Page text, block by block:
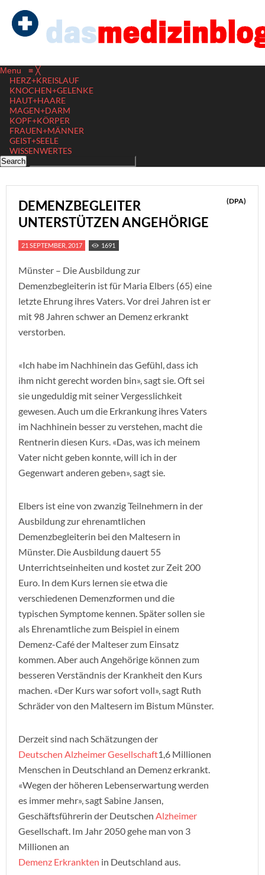
Menu ≡ ╳
HERZ+KREISLAUF
KNOCHEN+GELENKE
HAUT+HAARE
MAGEN+DARM
KOPF+KÖRPER
FRAUEN+MÄNNER
GEIST+SEELE
WISSENWERTES
DEMENZBEGLEITER
UNTERSTÜTZEN ANGEHÖRIGE
(DPA)
21 SEPTEMBER, 2017 1691
Münster – Die Ausbildung zur
Demenzbegleiterin ist für Maria Elbers (65) eine
letzte Ehrung ihres Vaters. Vor drei Jahren ist er
mit 98 Jahren schwer an Demenz erkrankt
verstorben.
«Ich habe im Nachhinein das Gefühl, dass ich
ihm nicht gerecht worden bin», sagt sie. Oft sei
sie ungeduldig mit seiner Vergesslichkeit
gewesen. Auch um die Erkrankung ihres Vaters
im Nachhinein besser zu verstehen, macht die
Rentnerin diesen Kurs. «Das, was ich meinem
Vater nicht geben konnte, will ich in der
Gegenwart anderen geben», sagt sie.
Elbers ist eine von zwanzig Teilnehmern in der
Ausbildung zur ehrenamtlichen
Demenzbegleiterin bei den Maltesern in
Münster. Die Ausbildung dauert 55
Unterrichtseinheiten und kostet zur Zeit 200
Euro. In dem Kurs lernen sie etwa die
verschiedenen Demenzformen und die
typischen Symptome kennen. Später sollen sie
als Ehrenamtliche zum Beispiel in einem
Demenz-Café der Malteser zum Einsatz
kommen. Aber auch Angehörige können zum
besseren Verständnis der Krankheit den Kurs
machen. «Der Kurs war sofort voll», sagt Ruth
Schräder von den Maltesern im Bistum Münster.
Derzeit sind nach Schätzungen der
Deutschen Alzheimer Gesellschaft1,6 Millionen
Menschen in Deutschland an Demenz erkrankt.
«Wegen der höheren Lebenserwartung werden
es immer mehr», sagt Sabine Jansen,
Geschäftsführerin der Deutschen Alzheimer
Gesellschaft. Im Jahr 2050 gehe man von 3
Millionen an
Demenz Erkrankten in Deutschland aus.